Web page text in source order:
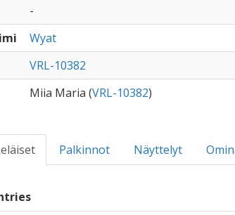
-
Wyat
VRL-10382
Miia Maria (VRL-10382)
Palkinnot Näyttelyt